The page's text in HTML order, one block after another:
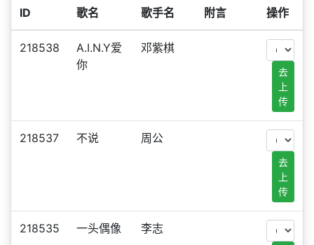
ID 歌名 歌手名 附言 操作
218538
A.I.N.Y爱
你
邓紫棋
去
上
传
218537 不说 周公
去
上
传
218535 一头偶像 李志